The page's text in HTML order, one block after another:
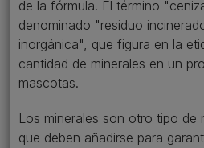
de la fórmula. El término
denominado "residuo
inorgánica", que figura en la
cantidad de minerales en un
mascotas.
Los minerales son otro tipo de
que deben añadirse para